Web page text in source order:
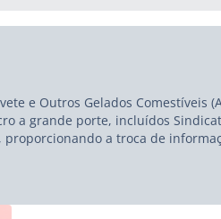
e Outros Gelados Comestíveis
a grande porte, incluídos
a troca de
bem como consumidores e